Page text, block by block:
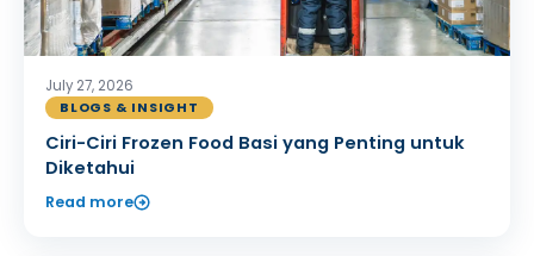
July 27, 2026
BLOGS & INSIGHT
Ciri-Ciri Frozen Food Basi yang Penting untuk
Diketahui
Read more